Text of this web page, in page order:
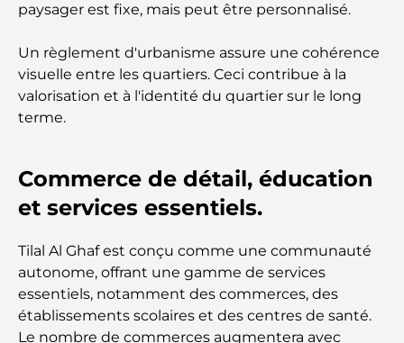
Les meilleurs restaurants de steak à Dubaï : un
A Brief Guide to Buying Property in Dubai (2025-
26)
Hills et aux alentours
Les meilleurs centres commerciaux de Dubaï pour
Que faire au DIFC : explorez le quartier le plus
dynamique de Dubaï
paysager est fixe, mais peut être personnalisé.
Un règlement d'urbanisme assure une cohérence
visuelle entre les quartiers. Ceci contribue à la
valorisation et à l'identité du quartier sur le long
terme.
Commerce de détail, éducation
et services essentiels.
Tilal Al Ghaf est conçu comme une communauté
autonome, offrant une gamme de services
essentiels, notamment des commerces, des
établissements scolaires et des centres de santé.
Le nombre de commerces augmentera avec